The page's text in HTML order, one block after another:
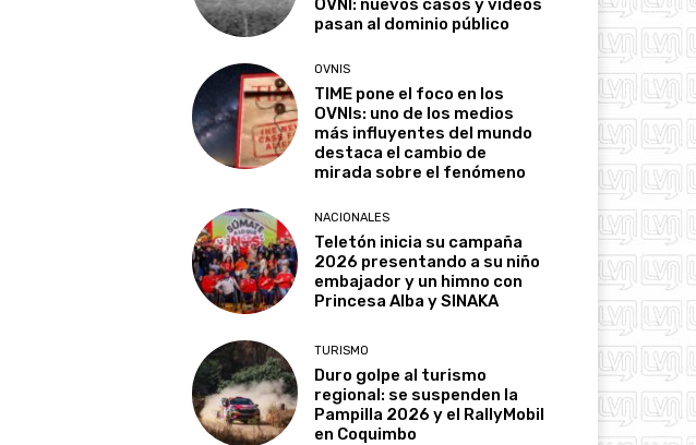
OVNI: nuevos casos y videos
pasan al dominio público
OVNIS
TIME pone el foco en los
OVNIs: uno de los medios
más influyentes del mundo
destaca el cambio de
mirada sobre el fenómeno
NACIONALES
Teletón inicia su campaña
2026 presentando a su niño
embajador y un himno con
Princesa Alba y SINAKA
TURISMO
Duro golpe al turismo
regional: se suspenden la
Pampilla 2026 y el RallyMobil
en Coquimbo